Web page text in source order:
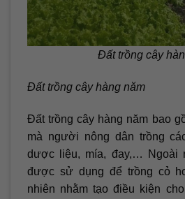
Đất trồng cây
Đất trồng cây hàng năm
Đất trồng cây hàng năm bao
mà người nông dân trồng
dược liệu, mía, đay,… Ngoài
được sử dụng để trồng cỏ
nhiên nhằm tạo điều kiện